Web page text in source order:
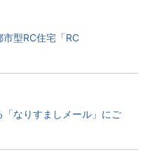
型RC住宅「RC
「なりすましメール」にご